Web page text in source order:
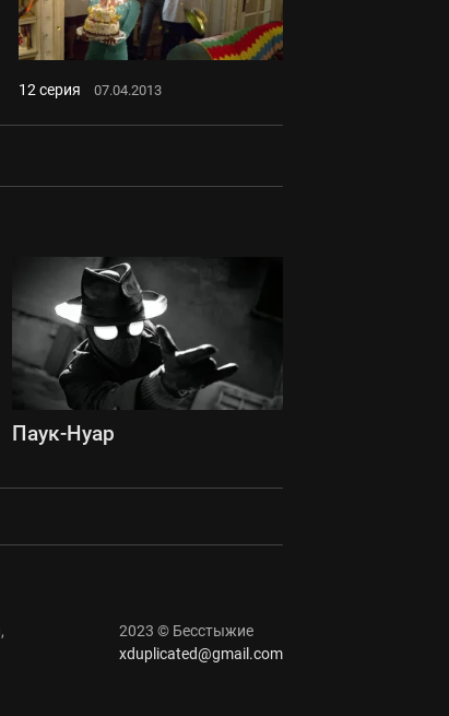
12 серия 07.04.2013
Паук-Нуар
2023 © Бесстыжие
xduplicated@gmail.com